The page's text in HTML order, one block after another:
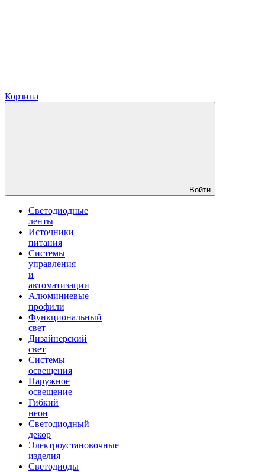
Корзина
Войти
Светодиодные
ленты
Источники
питания
Системы
управления
и
автоматизации
Алюминиевые
профили
Функциональный
свет
Дизайнерский
свет
Системы
освещения
Наружное
освещение
Гибкий
неон
Светодиодный
декор
Электроустановочные
изделия
Светодиоды